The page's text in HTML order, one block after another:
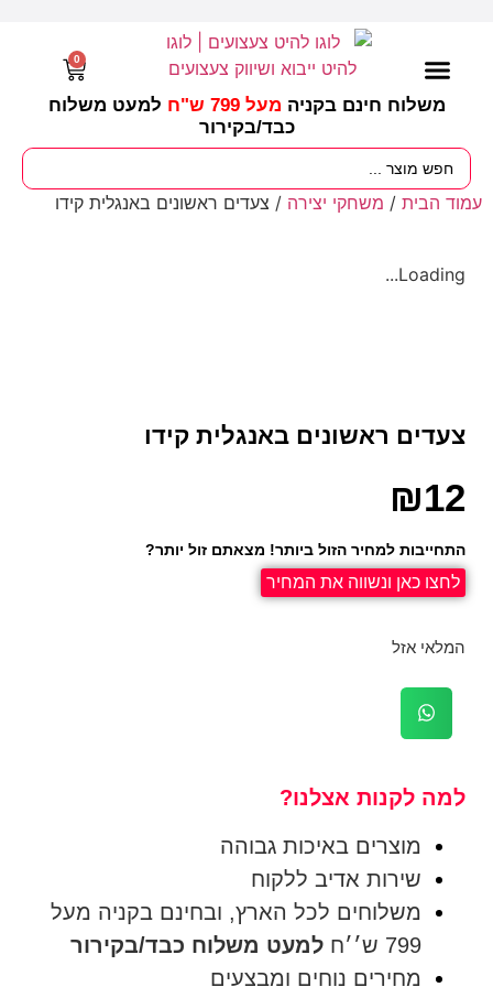
משלוח חינם בקניה מעל 799 ש"ח
למעט משלוח
כבד/בקירור
0
עמוד הבית / משחקי יצירה / צעדים ראשונים באנגלית קידו
Loading...
צעדים ראשונים באנגלית קידו
₪12
התחייבות למחיר הזול ביותר! מצאתם זול יותר?
לחצו כאן ונשווה את המחיר
המלאי אזל
למה לקנות אצלנו?
מוצרים באיכות גבוהה
שירות אדיב ללקוח
משלוחים לכל הארץ, ובחינם בקניה מעל
799 ש׳׳ח
למעט משלוח כבד/בקירור
מחירים נוחים ומבצעים